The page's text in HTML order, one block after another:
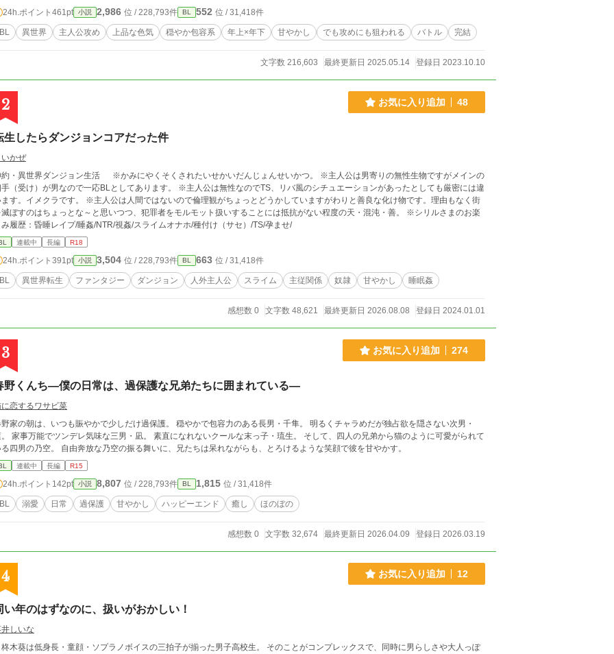
24h.ポイント 461pt 小説 2,986 位 / 228,793件 BL 552 位 / 31,418件
BL 異世界 主人公攻め 上品な色気 穏やか包容系 年上×年下 甘やかし でも攻めにも狙われる バトル 完結
文字数 216,603 最終更新日 2025.05.14 登録日 2023.10.10
2 お気に入り追加 48
生したらダンジョンコアだった件
かぜ
約・異世界ダンジョン生活 ※かみにやくそくされたいせかいだんじょんせいかつ。 ※主人公は男寄りの無性生物ですがメインの
（受け）が男なので一応BLとしてあります。 ※主人公は無性なのでTS、リバ風のシチュエーションがあったとしても厳密には違
す。イメクラです。 ※主人公は人間ではないので倫理観がちょっとどうかしていますがわりと善良な化け物です。理由もなく街
ぼすのはちょっとな～と思いつつ、犯罪者をモルモット扱いすることには抵抗がない程度の天・混沌・善。 ※シリルさまのお楽
履歴：昏睡レイプ/睡姦/NTR/視姦/スライムオナホ/種付け（サセ）/TS/孕ませ/
連載中 長編 R18
24h.ポイント 391pt 小説 3,504 位 / 228,793件 BL 663 位 / 31,418件
BL 異世界転生 ファンタジー ダンジョン 人外主人公 スライム 主従関係 奴隷 甘やかし 睡眠姦
感想数 0 文字数 48,621 最終更新日 2026.08.08 登録日 2024.01.01
3 お気に入り追加 274
野くんち―僕の日常は、過保護な兄弟たちに囲まれている―
恋するワサビ菜
の朝は、いつも賑やかで少しだけ過保護。 穏やかで包容力のある長男・千隼。 明るくチャラめだが独占欲を隠さない次男・
家事万能でツンデレ気味な三男・凪。 素直になれないクールな末っ子・琉生。 そして、四人の兄弟から猫のように可愛がられて
いる四男の乃空。 自由奔放な乃空の振る舞いに、兄たちは呆れながらも、とろけるような笑顔で彼を甘やかす。
連載中 長編 R15
24h.ポイント 142pt 小説 8,807 位 / 228,793件 BL 1,815 位 / 31,418件
BL 溺愛 日常 過保護 甘やかし ハッピーエンド 癒し ほのぼの
感想数 0 文字数 32,674 最終更新日 2026.04.09 登録日 2026.03.19
4 お気に入り追加 12
い年のはずなのに、扱いがおかしい！
しいな
木葵は低身長・童顔・ソプラノボイスの三拍子が揃った男子高校生。 そのことがコンプレックスで、同時に男らしさや大人っぽ